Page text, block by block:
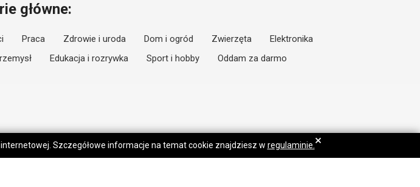
główne:
Praca Zdrowie i uroda Dom i ogród Zwierzęta
Elektronika
Edukacja i rozrywka Sport i hobby
Oddam za darmo
Szczegółowe informacje na temat cookie znajdziesz w regulaminie. ×